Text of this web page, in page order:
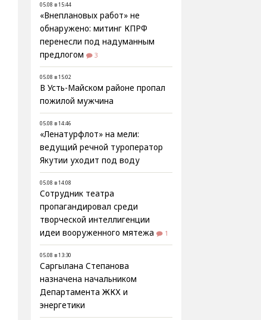
05.08 в 15:44
«Внеплановых работ» не
обнаружено: митинг КПРФ
перенесли под надуманным
предлогом
3
05.08 в 15:02
В Усть-Майском районе пропал
пожилой мужчина
05.08 в 14:46
«Ленатурфлот» на мели:
ведущий речной туроператор
Якутии уходит под воду
05.08 в 14:08
Сотрудник театра
пропагандировал среди
творческой интеллигенции
идеи вооруженного мятежа
1
05.08 в 13:30
Саргылана Степанова
назначена начальником
Департамента ЖКХ и
энергетики